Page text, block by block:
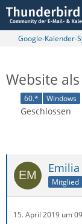
Google-Kalender-
Website
60.* Windows
Geschlossen
Emilia
Mitglied
15. April 2019 um